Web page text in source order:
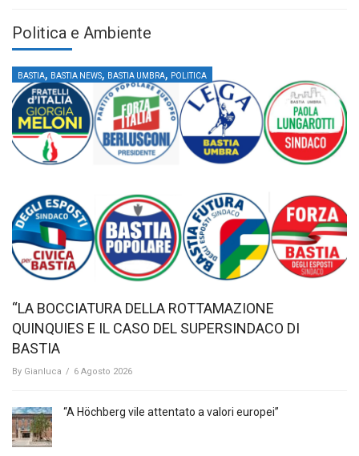
Politica e Ambiente
BASTIA, BASTIA NEWS, BASTIA UMBRA, POLITICA
“LA BOCCIATURA DELLA ROTTAMAZIONE
QUINQUIES E IL CASO DEL SUPERSINDACO DI
BASTIA
By Gianluca / 6 Agosto 2026
“A Höchberg vile attentato a valori europei”